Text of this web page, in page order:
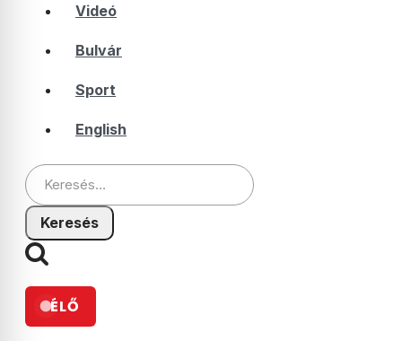
Videó
Bulvár
Sport
English
Keresés:
ÉLŐ